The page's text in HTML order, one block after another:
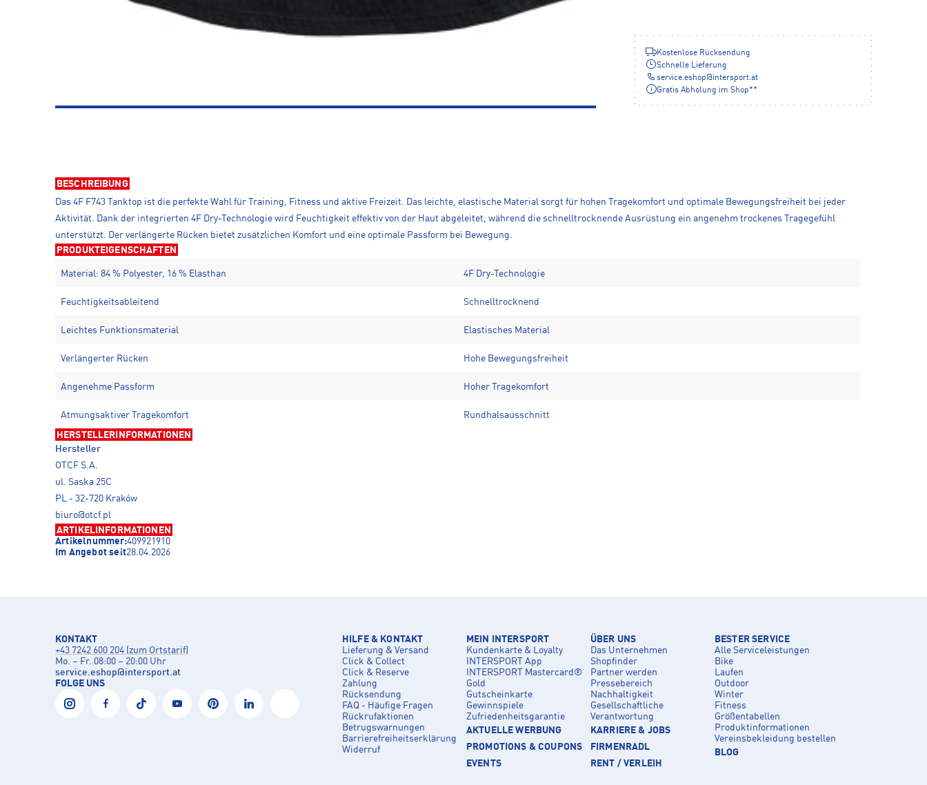
Kostenlose Rücksendung
Schnelle Lieferung
service.eshop@intersport.at
Gratis Abholung im Shop**
BESCHREIBUNG
Das 4F F743 Tanktop ist die perfekte Wahl für Training, Fitness und aktive Freizeit. Das leichte, elastische Material sorgt für hohen Tragekomfort und optimale Bewegungsfreiheit bei jeder
Aktivität. Dank der integrierten 4F Dry-Technologie wird Feuchtigkeit effektiv von der Haut abgeleitet, während die schnelltrocknende Ausrüstung ein angenehm trockenes Tragegefühl
unterstützt. Der verlängerte Rücken bietet zusätzlichen Komfort und eine optimale Passform bei Bewegung.
PRODUKTEIGENSCHAFTEN
Material: 84 % Polyester, 16 % Elasthan 4F Dry-Technologie
Feuchtigkeitsableitend Schnelltrocknend
Leichtes Funktionsmaterial Elastisches Material
Verlängerter Rücken Hohe Bewegungsfreiheit
Angenehme Passform Hoher Tragekomfort
Atmungsaktiver Tragekomfort Rundhalsausschnitt
HERSTELLERINFORMATIONEN
Hersteller
OTCF S.A.
ul. Saska 25C
PL - 32-720 Kraków
biuro@otcf.pl
ARTIKELINFORMATIONEN
Artikelnummer:409921910
Im Angebot seit28.04.2026
KONTAKT
+43 7242 600 204 (zum Ortstarif)
Mo. – Fr. 08:00 – 20:00 Uhr
service.eshop@intersport.at
FOLGE UNS
HILFE & KONTAKT
Lieferung & Versand
Click & Collect
Click & Reserve
Zahlung
Rücksendung
FAQ - Häufige Fragen
Rückrufaktionen
Betrugswarnungen
Barrierefreiheitserklärung
Widerruf
MEIN INTERSPORT
Kundenkarte & Loyalty
INTERSPORT App
INTERSPORT Mastercard®
Gold
Gutscheinkarte
Gewinnspiele
Zufriedenheitsgarantie
AKTUELLE WERBUNG
PROMOTIONS & COUPONS
EVENTS
ÜBER UNS
Das Unternehmen
Shopfinder
Partner werden
Pressebereich
Nachhaltigkeit
Gesellschaftliche
Verantwortung
KARRIERE & JOBS
FIRMENRADL
RENT / VERLEIH
BESTER SERVICE
Alle Serviceleistungen
Bike
Laufen
Outdoor
Winter
Fitness
Größentabellen
Produktinformationen
Vereinsbekleidung bestellen
BLOG